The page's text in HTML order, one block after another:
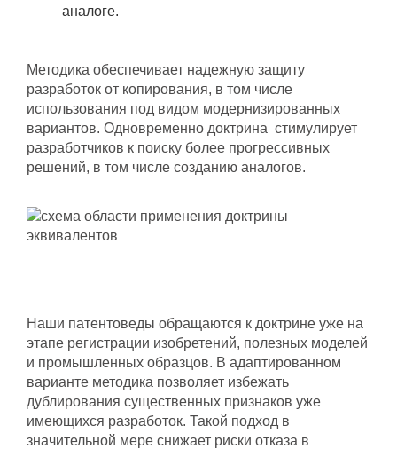
аналоге.
Методика обеспечивает надежную защиту
разработок от копирования, в том числе
использования под видом модернизированных
вариантов. Одновременно доктрина стимулирует
разработчиков к поиску более прогрессивных
решений, в том числе созданию аналогов.
Наши патентоведы обращаются к доктрине уже на
этапе регистрации изобретений, полезных моделей
и промышленных образцов. В адаптированном
варианте методика позволяет избежать
дублирования существенных признаков уже
имеющихся разработок. Такой подход в
значительной мере снижает риски отказа в